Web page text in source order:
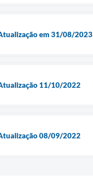
em 31/08/2023
11/10/2022
08/09/2022